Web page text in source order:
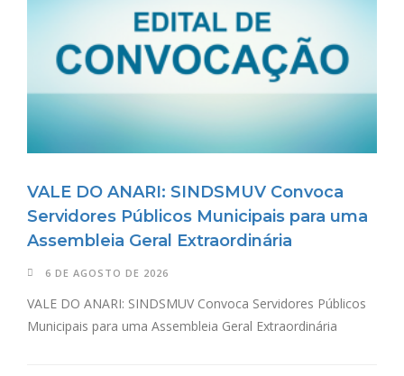
VALE DO ANARI: SINDSMUV Convoca
Servidores Públicos Municipais para uma
Assembleia Geral Extraordinária
6 DE AGOSTO DE 2026
VALE DO ANARI: SINDSMUV Convoca Servidores Públicos
Municipais para uma Assembleia Geral Extraordinária